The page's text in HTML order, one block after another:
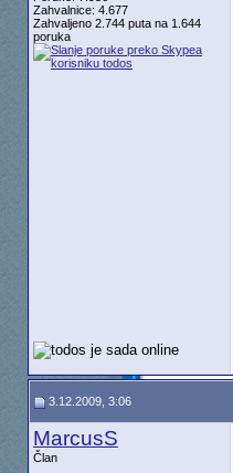
Zahvalnice: 4.677
Zahvaljeno 2.744 puta na 1.644
poruka
3.12.2009, 3:06
MarcusS
Član